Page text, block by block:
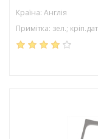
Країна: Англія